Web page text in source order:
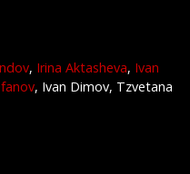
, Irina Aktasheva, Ivan
, Ivan Dimov, Tzvetana